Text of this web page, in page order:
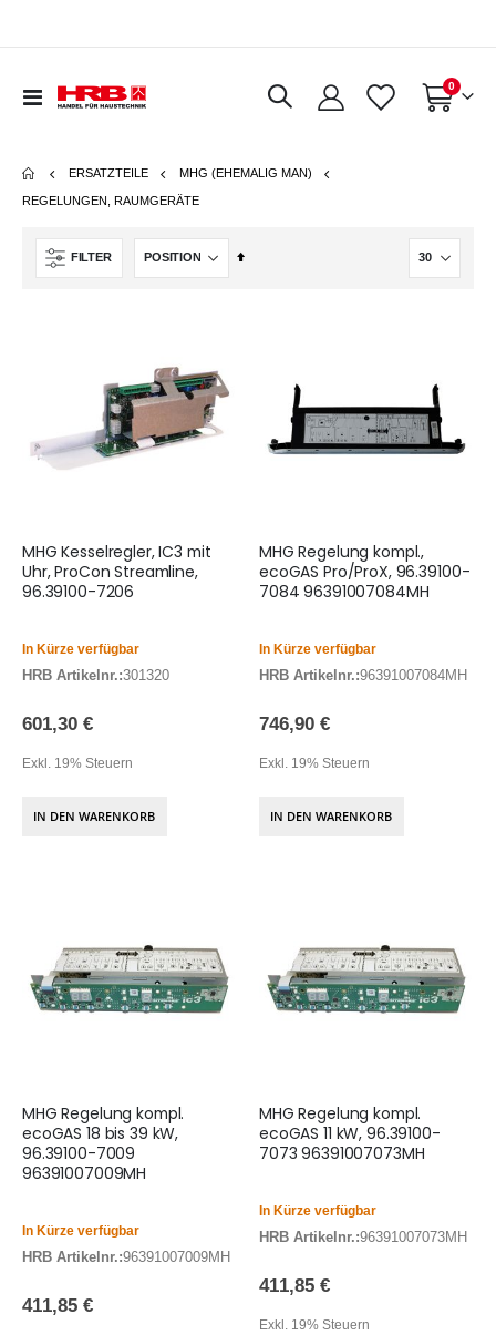
Navigation
Warenkorb
0Artikel
ERSATZTEILE MHG (EHEMALIG MAN)
REGELUNGEN, RAUMGERÄTE
FILTER
In
MHG Kesselregler, IC3 mit
Uhr, ProCon Streamline,
96.39100-7206
In Kürze verfügbar
HRB Artikelnr.:301320
601,30 €
Exkl. 19% Steuern
IN DEN WARENKORB
MHG Regelung kompl.,
ecoGAS Pro/ProX, 96.39100-
7084 96391007084MH
In Kürze verfügbar
HRB Artikelnr.:96391007084MH
746,90 €
Exkl. 19% Steuern
IN DEN WARENKORB
MHG Regelung kompl.
ecoGAS 18 bis 39 kW,
96.39100-7009
96391007009MH
In Kürze verfügbar
HRB Artikelnr.:96391007009MH
411,85 €
MHG Regelung kompl.
ecoGAS 11 kW, 96.39100-
7073 96391007073MH
In Kürze verfügbar
HRB Artikelnr.:96391007073MH
411,85 €
Exkl. 19% Steuern